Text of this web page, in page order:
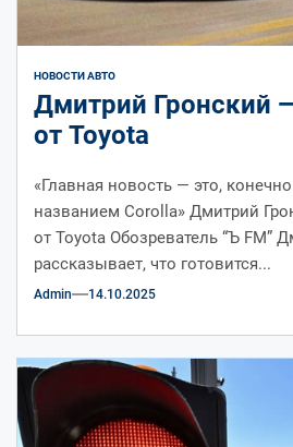
НОВОСТИ АВТО
Дмитрий Гронский
от Toyota
«Главная новость — это,
названием Corolla» Дмитрий
от Toyota Обозреватель “Ъ FM”
рассказывает, что готовится...
Admin 14.10.2025